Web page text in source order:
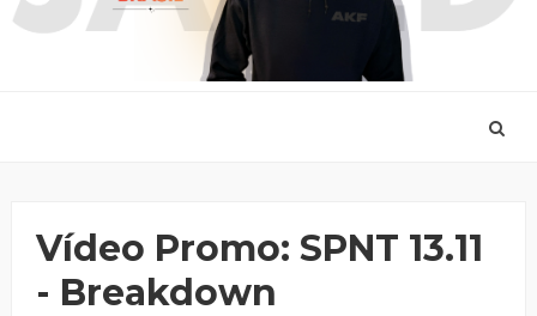
Vídeo Promo: SPNT 13.11
- Breakdown